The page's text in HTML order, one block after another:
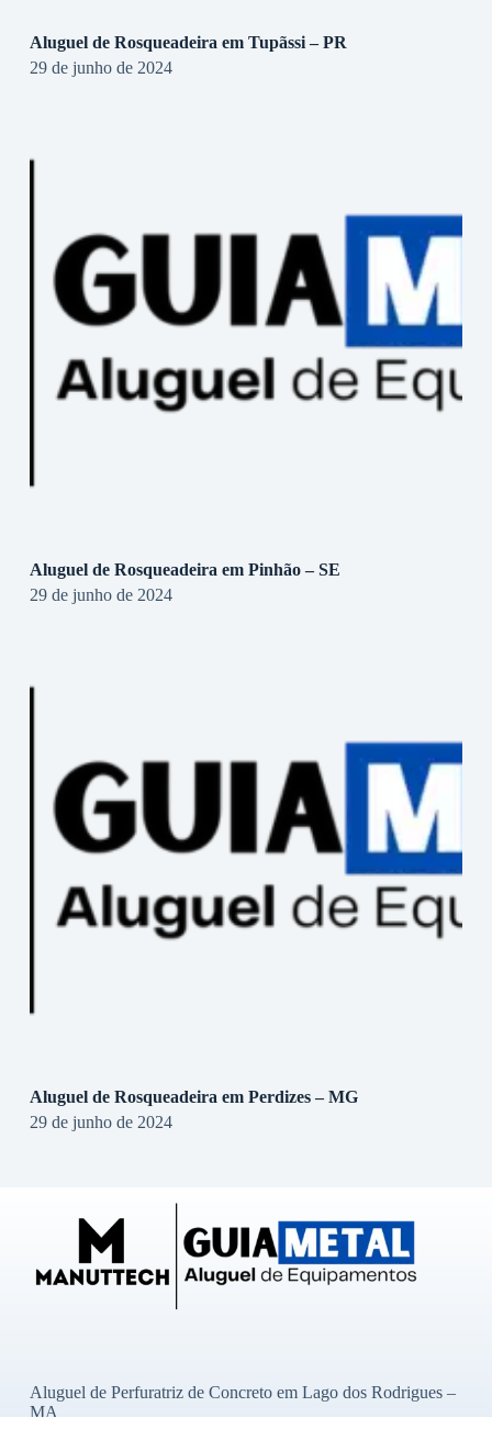
Aluguel de Rosqueadeira em Tupãssi – PR
29 de junho de 2024
Aluguel de Rosqueadeira em Pinhão – SE
29 de junho de 2024
Aluguel de Rosqueadeira em Perdizes – MG
29 de junho de 2024
Aluguel de Perfuratriz de Concreto em Lago dos Rodrigues –
MA